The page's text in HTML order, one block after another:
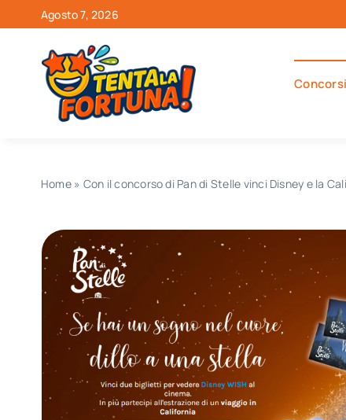
al
contenuto
Agosto 7, 2026
Home» Con il concorso di Pan di Stelle vinci Disney e la